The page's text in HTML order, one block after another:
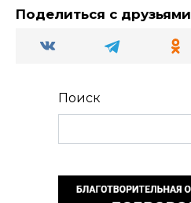
Поделиться с друзьями
Поиск